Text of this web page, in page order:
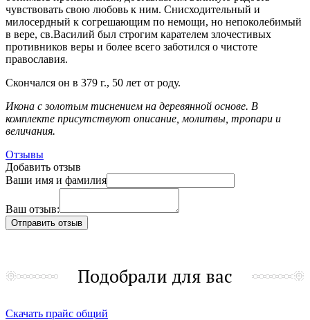
чувствовать свою любовь к ним. Снисходительный и
милосердный к согрешающим по немощи, но непоколебимый
в вере, св.Василий был строгим карателем злочестивых
противников веры и более всего заботился о чистоте
православия.
Скончался он в 379 г., 50 лет от роду.
Икона с золотым тиснением на деревянной основе. В
комплекте присутствуют описание, молитвы, тропари и
величания.
Отзывы
Добавить отзыв
Ваши имя и фамилия
Ваш отзыв:
Подобрали для вас
Скачать прайс общий